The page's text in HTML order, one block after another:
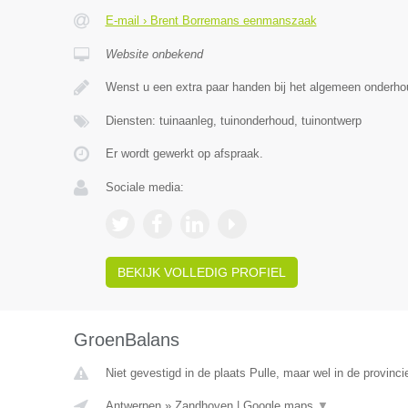
E-mail › Brent Borremans eenmanszaak
Website onbekend
Wenst u een extra paar handen bij het algemeen
Diensten: tuinaanleg, tuinonderhoud, tuinontwerp
Er wordt gewerkt op afspraak.
Sociale media:
BEKIJK VOLLEDIG PROFIEL
GroenBalans
Niet gevestigd in de plaats Pulle, maar wel in de